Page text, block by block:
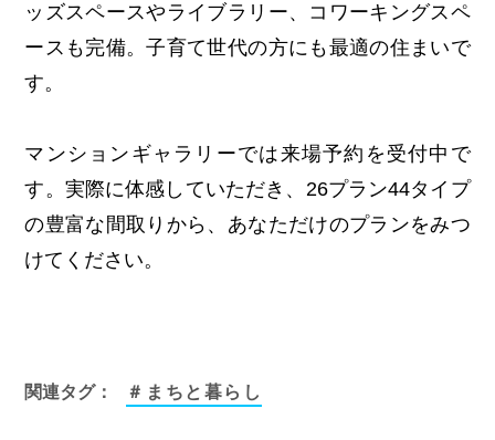
ッズスペースやライブラリー、コワーキングスペ
ースも完備。子育て世代の方にも最適の住まいで
す。
マンションギャラリーでは来場予約を受付中で
す。実際に体感していただき、26プラン44タイプ
の豊富な間取りから、あなただけのプランをみつ
けてください。
関連タグ： ＃まちと暮らし